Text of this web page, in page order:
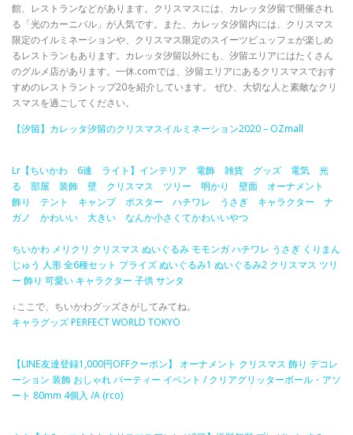
館、レストランなどがあります。クリスマスには、カレッタ汐留で開催され
る「光のカーニバル」が人気です。また、カレッタ汐留内には、クリスマス
限定のイルミネーションや、クリスマス限定のスイーツビュッフェが楽しめ
るレストランもあります。カレッタ汐留以外にも、汐留エリアにはたくさん
のグルメ店があります。一休.comでは、汐留エリアにあるクリスマスでおす
すめのレストラントップ20を紹介しています。 ぜひ、大切な人と素敵なクリ
スマスを過ごしてください。
【汐留】カレッタ汐留のクリスマスイルミネーション2020 – OZmall
Lr【ちいかわ 6連 ライト】インテリア 電飾 雑貨 グッズ 電気 光
る 部屋 装飾 壁 クリスマス ツリー 明かり 壁面 オーナメント
飾り テント キャンプ ポスター ハチワレ うさぎ キャラクター ナ
ガノ かわいい 大きい なんか小さくてかわいいやつ
ちいかわ メリクリ クリスマス ぬいぐるみ モモンガ ハチワレ うさぎ くりまん
じゅう 人形 全6種セット プライズ ぬいぐるみ1 ぬいぐるみ2 クリスマス ツリ
ー 飾り 可愛い キャラクター 子供 サンタ
↓ここで、ちいかわグッズさがしてみてね。
キャラグッズ PERFECT WORLD TOKYO
【LINE友達登録1,000円OFFクーポン】 オーナメント クリスマス 飾り デコレ
ーション 装飾 おしゃれ パーティー イベント / クリアグリッターボール・アソ
ート 80mm 4個入 /A (rco)